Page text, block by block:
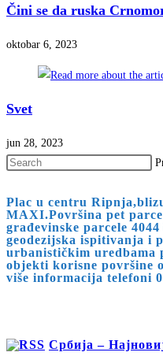
Čini se da ruska
oktobar 6, 2023
Svet
jun 28, 2023
Plac u centru
MAXI.Površina pet
građevinske parcele
geodezijska ispitivanja i
urbanističkim uredbama
objekti korisne površine
više informacija telefoni
Србија –